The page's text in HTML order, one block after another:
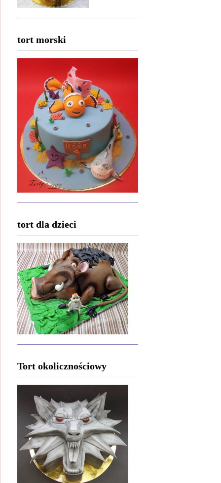
tort morski
tort dla dzieci
Tort okolicznościowy